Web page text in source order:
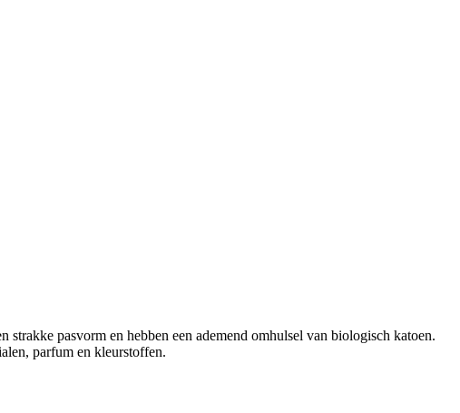
pasvorm en hebben een ademend omhulsel van biologisch katoen.
parfum en kleurstoffen.